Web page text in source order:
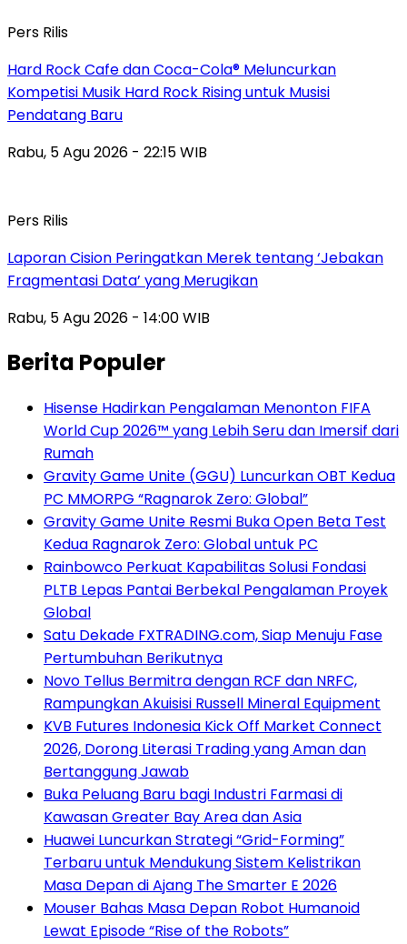
Pers Rilis
Hard Rock Cafe dan Coca-Cola® Meluncurkan
Kompetisi Musik Hard Rock Rising untuk Musisi
Pendatang Baru
Rabu, 5 Agu 2026 - 22:15 WIB
Pers Rilis
Laporan Cision Peringatkan Merek tentang ‘Jebakan
Fragmentasi Data’ yang Merugikan
Rabu, 5 Agu 2026 - 14:00 WIB
Berita Populer
Hisense Hadirkan Pengalaman Menonton FIFA
World Cup 2026™ yang Lebih Seru dan Imersif dari
Rumah
Gravity Game Unite (GGU) Luncurkan OBT Kedua
PC MMORPG “Ragnarok Zero: Global”
Gravity Game Unite Resmi Buka Open Beta Test
Kedua Ragnarok Zero: Global untuk PC
Rainbowco Perkuat Kapabilitas Solusi Fondasi
PLTB Lepas Pantai Berbekal Pengalaman Proyek
Global
Satu Dekade FXTRADING.com, Siap Menuju Fase
Pertumbuhan Berikutnya
Novo Tellus Bermitra dengan RCF dan NRFC,
Rampungkan Akuisisi Russell Mineral Equipment
KVB Futures Indonesia Kick Off Market Connect
2026, Dorong Literasi Trading yang Aman dan
Bertanggung Jawab
Buka Peluang Baru bagi Industri Farmasi di
Kawasan Greater Bay Area dan Asia
Huawei Luncurkan Strategi “Grid-Forming”
Terbaru untuk Mendukung Sistem Kelistrikan
Masa Depan di Ajang The Smarter E 2026
Mouser Bahas Masa Depan Robot Humanoid
Lewat Episode “Rise of the Robots”